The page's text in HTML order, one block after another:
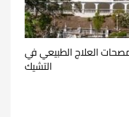
العلاج الطبيعي في
التشيك